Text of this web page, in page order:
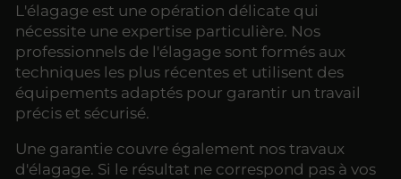
L'élagage est une opération délicate qui
nécessite une expertise particulière. Nos
professionnels de l'élagage sont formés aux
techniques les plus récentes et utilisent des
équipements adaptés pour garantir un travail
précis et sécurisé.
Une garantie couvre également nos travaux
d'élagage. Si le résultat ne correspond pas à vos